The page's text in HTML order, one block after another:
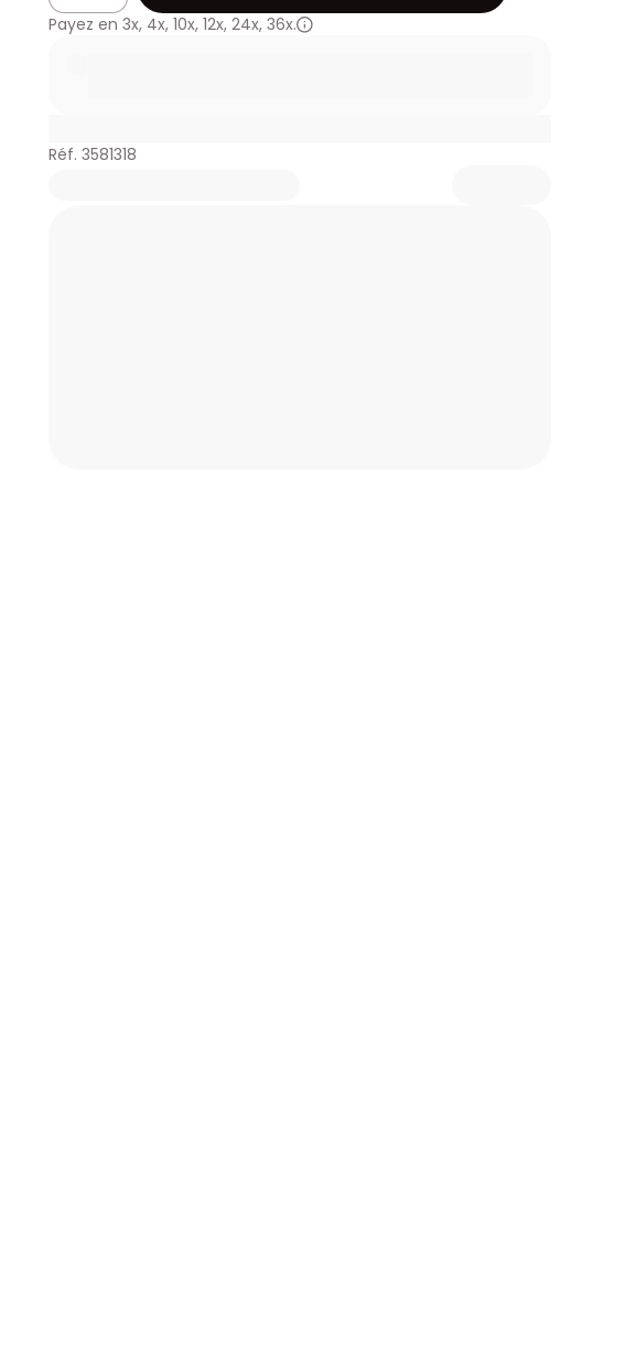
Payez en 3x, 4x, 10x, 12x, 24x, 36x.
Réf. 3581318